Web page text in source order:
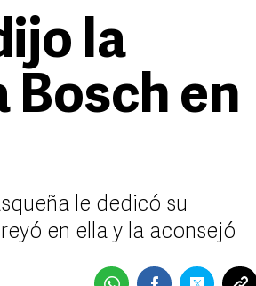
la
en
le dedicó su
en ella y la aconsejó